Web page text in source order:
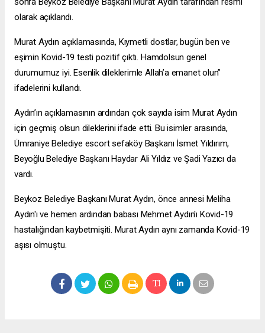
olarak açıklandı.
Murat Aydın açıklamasında, Kıymetli dostlar, bugün ben ve
eşimin Kovid-19 testi pozitif çıktı. Hamdolsun genel
durumumuz iyi. Esenlik dileklerimle Allah’a emanet olun”
ifadelerini kullandı.
Aydın’ın açıklamasının ardından çok sayıda isim Murat Aydın
için geçmiş olsun dileklerini ifade etti. Bu isimler arasında,
Ümraniye Belediye escort sefaköyBaşkanı İsmet Yıldırım,
Beyoğlu Belediye Başkanı Haydar Ali Yıldız ve Şadi Yazıcı da
vardı.
Beykoz Belediye Başkanı Murat Aydın, önce annesi Meliha
Aydın'ı ve hemen ardından babası Mehmet Aydın'ı Kovid-19
hastalığından kaybetmişiti. Murat Aydın aynı zamanda Kovid-19
aşısı olmuştu.